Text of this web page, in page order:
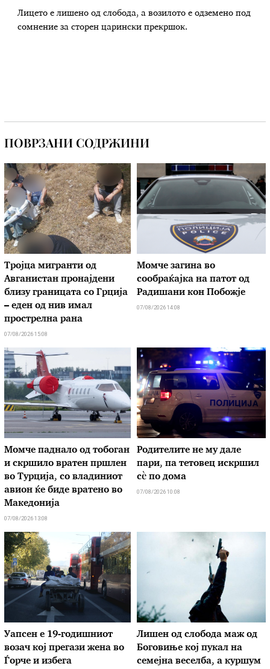
Лицето е лишено од слобода, а возилото е одземено под
сомнение за сторен царински прекршок.
ПОВРЗАНИ СОДРЖИНИ
Тројца мигранти од
Авганистан пронајдени
близу границата со Грција
– еден од нив имал
прострелна рана
07/08/2026 15:08
Момче загина во
сообраќајка на патот од
Радишани кон Побожје
07/08/2026 14:08
Момче паднало од тобоган
и скршило вратен пршлен
во Турција, со владиниот
авион ќе биде вратено во
Македонија
07/08/2026 13:08
Родителите не му дале
пари, па тетовец искршил
сѐ по дома
07/08/2026 10:08
Уапсен е 19-годишниот
возач кој прегази жена во
Ѓорче и избега
Лишен од слобода маж од
Боговиње кој пукал на
семејна веселба, а куршум